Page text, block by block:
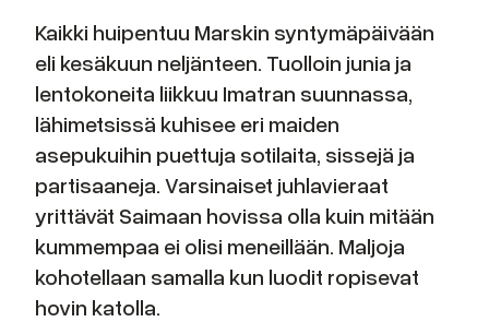
Kaikki huipentuu Marskin syntymäpäivään
eli kesäkuun neljänteen. Tuolloin junia ja
lentokoneita liikkuu Imatran suunnassa,
lähimetsissä kuhisee eri maiden
asepukuihin puettuja sotilaita, sissejä ja
partisaaneja. Varsinaiset juhlavieraat
yrittävät Saimaan hovissa olla kuin mitään
kummempaa ei olisi meneillään. Maljoja
kohotellaan samalla kun luodit ropisevat
hovin katolla.